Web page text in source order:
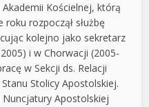
Kościelnej, którą
rozpoczął służbę
kolejno jako sekretarz
i w Chorwacji (2005-
w Sekcji ds. Relacji
Stolicy Apostolskiej.
Apostolskiej